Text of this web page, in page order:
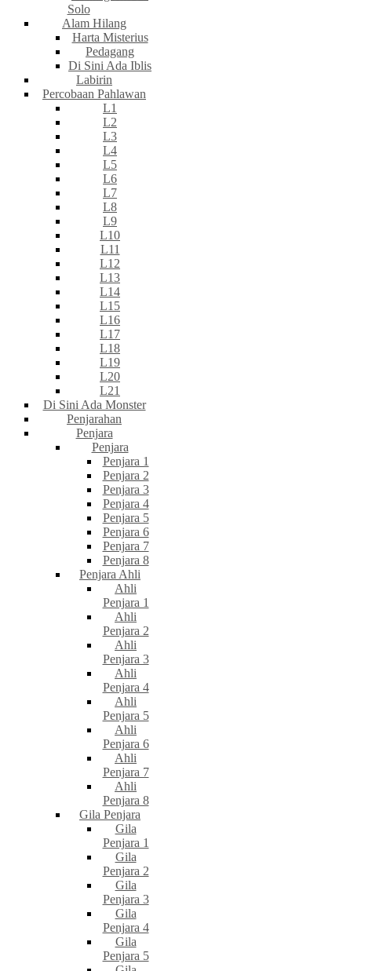
Solo
Alam Hilang
Harta Misterius
Pedagang
Di Sini Ada Iblis
Labirin
Percobaan Pahlawan
L1
L2
L3
L4
L5
L6
L7
L8
L9
L10
L11
L12
L13
L14
L15
L16
L17
L18
L19
L20
L21
Di Sini Ada Monster
Penjarahan
Penjara
Penjara
Penjara 1
Penjara 2
Penjara 3
Penjara 4
Penjara 5
Penjara 6
Penjara 7
Penjara 8
Penjara Ahli
Ahli
Penjara 1
Ahli
Penjara 2
Ahli
Penjara 3
Ahli
Penjara 4
Ahli
Penjara 5
Ahli
Penjara 6
Ahli
Penjara 7
Ahli
Penjara 8
Gila Penjara
Gila
Penjara 1
Gila
Penjara 2
Gila
Penjara 3
Gila
Penjara 4
Gila
Penjara 5